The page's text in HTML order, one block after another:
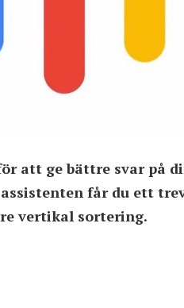
att ge bättre svar på
får du ett
vertikal sortering.